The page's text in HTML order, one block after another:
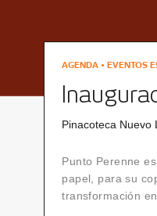
AGENDA • EVENTOS
Pinacoteca Nuevo
Punto Perenne
papel, para su
transformación